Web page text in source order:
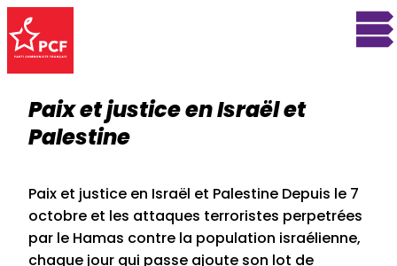
Paix et justice en Israël et
Palestine
Paix et justice en Israël et Palestine Depuis le 7
octobre et les attaques terroristes perpetrées
par le Hamas contre la population israélienne,
chaque jour qui passe ajoute son lot de